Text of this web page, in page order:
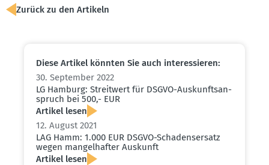
Zurück zu den Artikeln
Diese Artikel könnten Sie auch inter­es­sieren:
30. September 2022
LG Hamburg: Streitwert für DSGVO-Auskunfts­an­
spruch bei 500,- EUR
Artikel lesen
12. August 2021
LAG Hamm: 1.000 EUR DSGVO-Schadens­ersatz
wegen mangel­hafter Auskunft
Artikel lesen